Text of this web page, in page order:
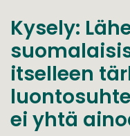
Kysely:
itselleen
ei yhtä